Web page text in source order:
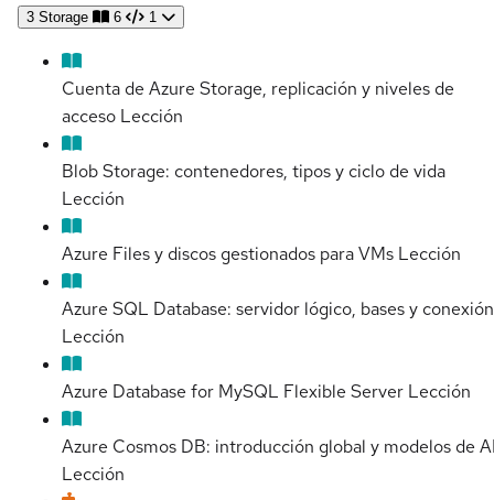
3 Storage 6 1
Cuenta de Azure Storage, replicación y niveles de
acceso Lección
Blob Storage: contenedores, tipos y ciclo de vida
Lección
Azure Files y discos gestionados para VMs Lección
Azure SQL Database: servidor lógico, bases y conexión
Lección
Azure Database for MySQL Flexible Server Lección
Azure Cosmos DB: introducción global y modelos de
Lección